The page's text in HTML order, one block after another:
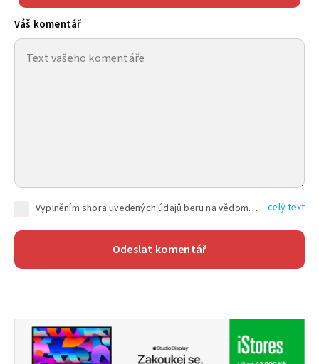
Váš komentář
Vyplněním shora uvedených údajů beru na vědomí, že společnost TEXT FACTORY s.r.o., sídlem Brno, Durďákova 336/29, Černá Pole, PSČ: 613 00, IČ: 06157831, zapsané u Krajského soudu v Brně, oddíl C, vložka 100399, bude zpracovávat mé osobní údaje uvedené v rámci mnou vyplněného registračního formuláře na základě oprávněných zájmů TEXT FACTORY s.r.o. dle čl. 6 odst. 1 písm. f) GDPR a pro splnění právních povinností (čl. 6 odst. 1 písm. c) GDPR), a to pro tyto účely: nezbytnost zajistit oprávnění návštěvníka webových stránek provozovaných společností TEXT FACTORY s.r.o. přispívat aktivně ke zveřejněným článkům nebo v rámci diskusních fór a výkon práv TEXT FACTORY s.r.o. jako administrátora těchto diskusních fór. Více informací o zpracování osobních údajů a právech lze nalézt v celý text